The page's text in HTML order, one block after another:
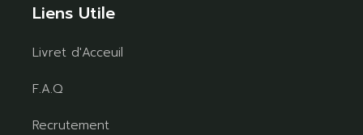
Liens Utile
Livret d'Acceuil
F.A.Q
Recrutement